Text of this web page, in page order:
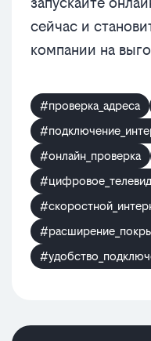
сейчас и
компании на
#проверка_адреса
#онлайн_проверка